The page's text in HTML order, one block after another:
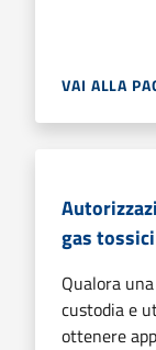
VAI ALLA
gas tossici
Qualora
custodia e
ottenere